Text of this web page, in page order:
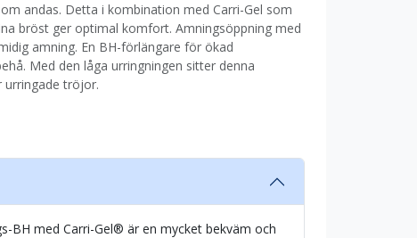
andas. Detta i kombination med Carri-Gel som
bröst ger optimal komfort. Amningsöppning med
amning. En BH-förlängare för ökad
Med den låga urringningen sitter denna
urringade tröjor.
BH med Carri-Gel® är en mycket bekväm och